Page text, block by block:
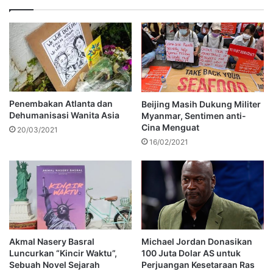
Penembakan Atlanta dan
Dehumanisasi Wanita Asia
20/03/2021
Beijing Masih Dukung Militer
Myanmar, Sentimen anti-
Cina Menguat
16/02/2021
Akmal Nasery Basral
Luncurkan “Kincir Waktu”,
Sebuah Novel Sejarah
Michael Jordan Donasikan
100 Juta Dolar AS untuk
Perjuangan Kesetaraan Ras